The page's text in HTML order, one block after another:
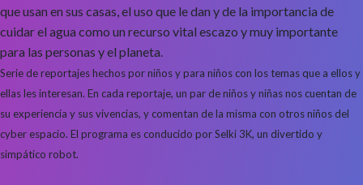
que usan en sus casas, el uso que le dan y de la importancia de
cuidar el agua como un recurso vital escazo y muy importante
para las personas y el planeta.
Serie de reportajes hechos por niños y para niños con los temas que a ellos y
ellas les interesan. En cada reportaje, un par de niños y niñas nos cuentan de
su experiencia y sus vivencias, y comentan de la misma con otros niños del
cyber espacio. El programa es conducido por Selki 3K, un divertido y
simpático robot.